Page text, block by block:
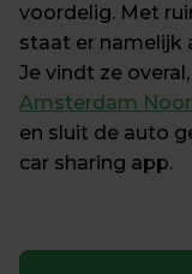
voordelig. Met
staat er namelijk
Je vindt ze
Amsterdam
en sluit de auto
car sharing app.